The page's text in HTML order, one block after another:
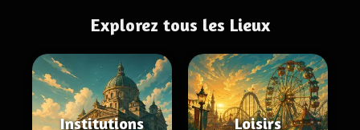
Explorez tous les Lieux
Institutions Loisirs